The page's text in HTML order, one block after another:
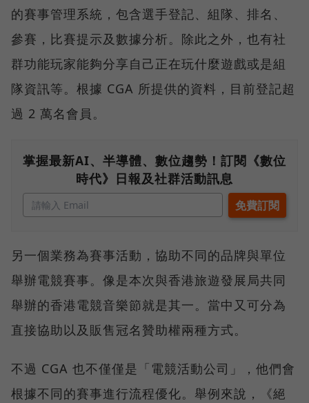
的賽事管理系統，包含選手登記、組隊、排名、
參賽，比賽提示及數據分析。除此之外，也有社
群功能玩家能夠分享自己正在玩什麼遊戲或是組
隊資訊等。根據 CGA 所提供的資料，目前登記超
過 2 萬名會員。
掌握最新AI、半導體、數位趨勢！訂閱《數位
時代》日報及社群活動訊息
另一個業務為賽事活動，協助不同的品牌與單位
舉辦電競賽事。像是本次與香港旅遊發展局共同
舉辦的香港電競音樂節就是其一。當中又可分為
直接協助以及販售冠名贊助權兩種方式。
不過 CGA 也不僅僅是「電競活動公司」，他們會
根據不同的賽事進行流程優化。舉例來說，《絕